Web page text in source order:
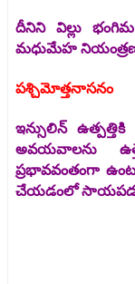
దీనిని విల్లు
మధుమేహ
పశ్చిమోత్తనాసనం
ఇన్సులిన్
అవయవాలను
ప్రభావవంతంగా
చేయడంలో